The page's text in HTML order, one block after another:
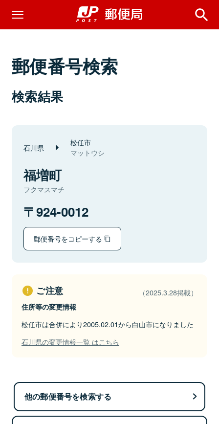
郵便番号検索
検索結果
石川県 松任市
マットウシ
福増町
フクマスマチ
924-0012
郵便番号をコピーする
ご注意 （2025.3.28掲載）
住所等の変更情報
松任市は合併により2005.02.01から白山市になりました
石川県の変更情報一覧 はこちら
他の郵便番号を検索する